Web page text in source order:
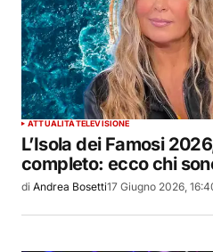
ATTUALITÀTELEVISIONE
L’Isola dei Famosi
completo: ecco chi
di Andrea Bosetti17 Giugno 2026,